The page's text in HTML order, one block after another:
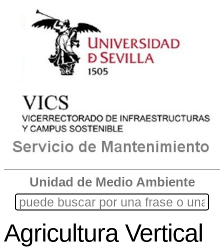
Unidad de Medio Ambiente
Agricultura Vertical